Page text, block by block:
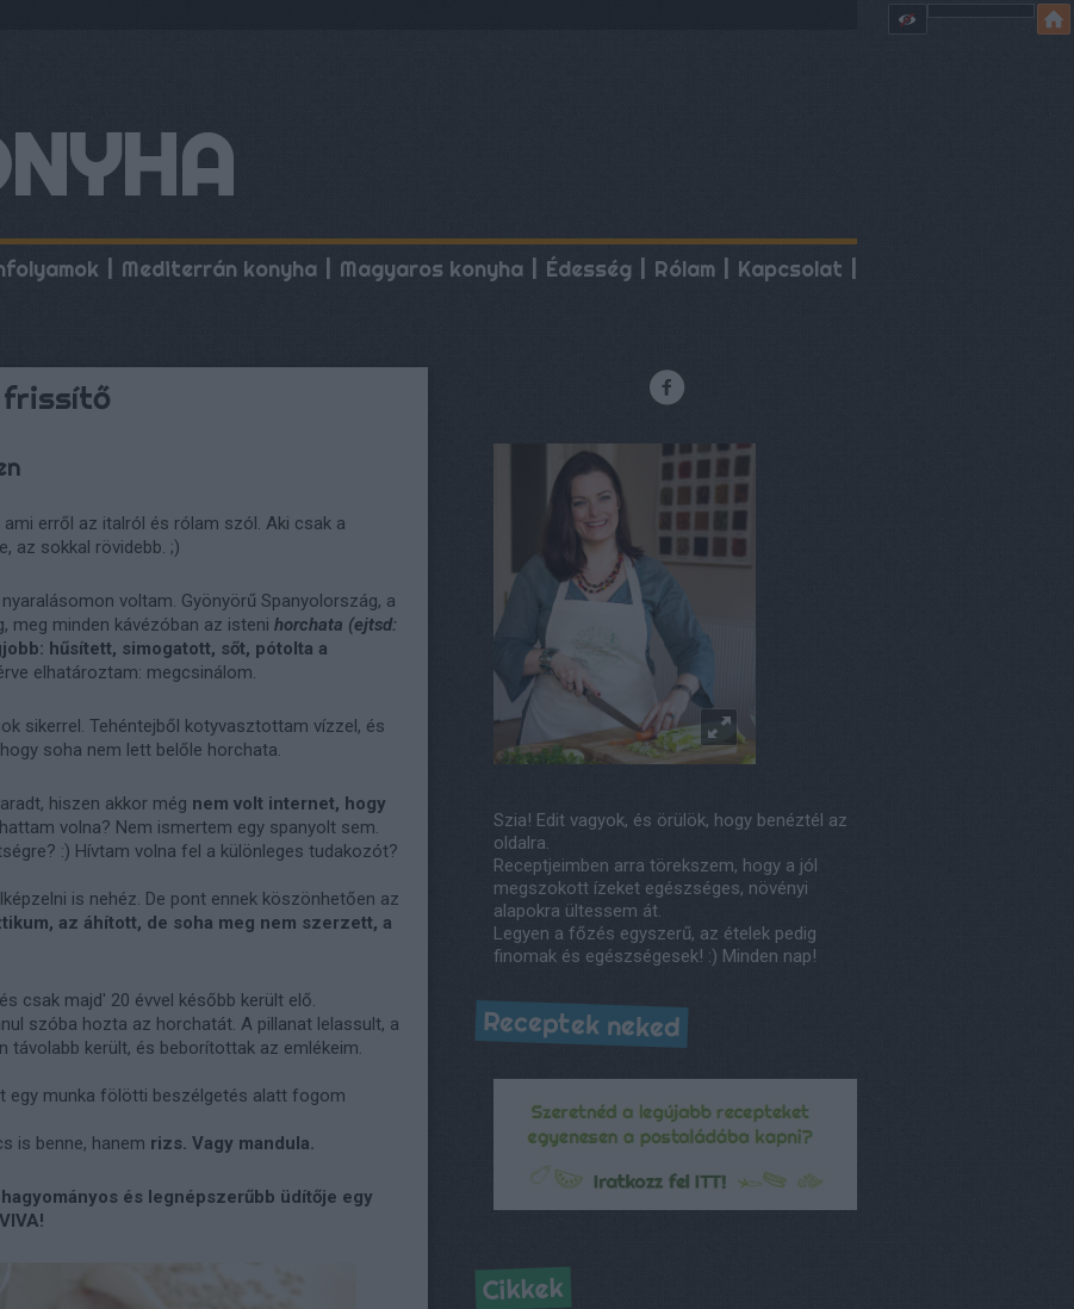
Mediterrán konyha Magyaros konyha Édesség Rólam Kapcsolat
frissítő
erről az italról és rólam szól. Aki csak a
az sokkal rövidebb. ;)
voltam. Gyönyörű Spanyolország, a
meg minden kávézóban az isteni horchata (ejtsd:
hűsített, simogatott, sőt, pótolta a
elhatároztam: megcsinálom.
sikerrel. Tehéntejből kotyvasztottam vízzel, és
soha nem lett belőle horchata.
hiszen akkor még nem volt internet, hogy
volna? Nem ismertem egy spanyolt sem.
:) Hívtam volna fel a különleges tudakozót?
is nehéz. De pont ennek köszönhetően az
az áhított, de soha meg nem szerzett, a
csak majd' 20 évvel később került elő.
szóba hozta az horchatát. A pillanat lelassult, a
távolabb került, és beborítottak az emlékeim.
egy munka fölötti beszélgetés alatt fogom
is benne, hanem rizs. Vagy mandula.
és legnépszerűbb üdítője egy
Szia! Edit vagyok, és örülök, hogy benéztél az
oldalra.
Receptjeimben arra törekszem, hogy a jól
megszokott ízeket egészséges, növényi
alapokra ültessem át.
Legyen a főzés egyszerű, az ételek pedig
finomak és egészségesek! :) Minden nap!
Receptek neked
Cikkek